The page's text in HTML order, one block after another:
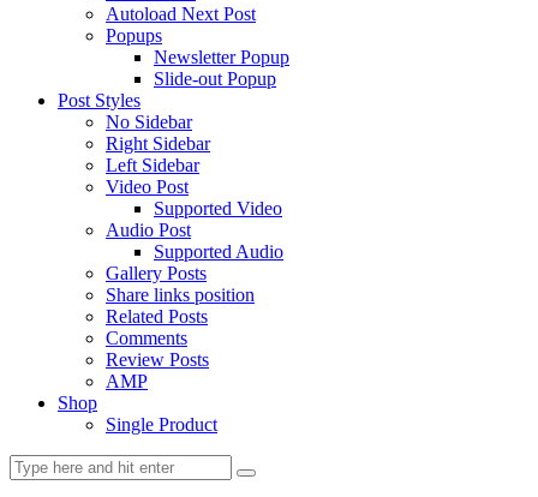
Autoload Next Post
Popups
Newsletter Popup
Slide-out Popup
Post Styles
No Sidebar
Right Sidebar
Left Sidebar
Video Post
Supported Video
Audio Post
Supported Audio
Gallery Posts
Share links position
Related Posts
Comments
Review Posts
AMP
Shop
Single Product